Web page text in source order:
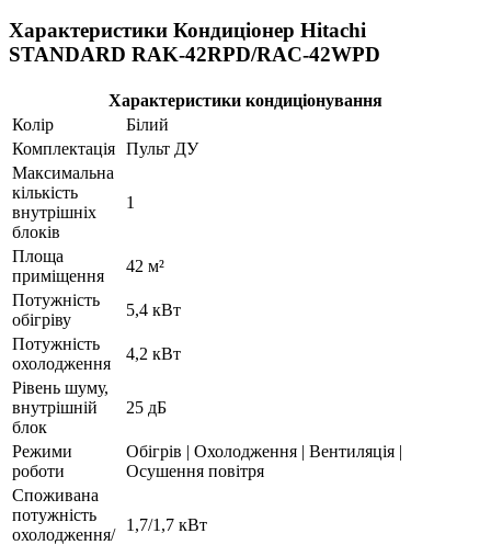
Характеристики Кондиціонер Hitachi
STANDARD RAK-42RPD/RAC-42WPD
Характеристики кондиціонування
Колір
Білий
Комплектація Пульт ДУ
Максимальна
кількість
внутрішніх
блоків
1
Площа
приміщення
42 м²
Потужність
обігріву
5,4 кВт
Потужність
охолодження
4,2 кВт
Рівень шуму,
внутрішній
блок
25 дБ
Режими
роботи
Обігрів | Охолодження | Вентиляція |
Осушення повітря
Споживана
потужність
охолодження/
1,7/1,7 кВт